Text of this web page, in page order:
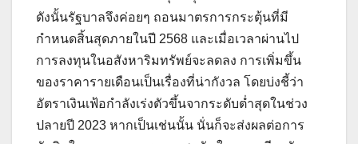
ดังนั้นรัฐบาลจึงค่อยๆ ถอนมาตรการกระตุ้นที่มี
กำหนดสิ้นสุดภายในปี 2568 และเมื่อเวลาผ่านไป
การลงทุนในอสังหาริมทรัพย์จะลดลง การเพิ่มขึ้น
ของราคารายเดือนเป็นเรื่องที่น่ากังวล โดยบ่งชี้ว่า
อัตราเงินเฟ้อกำลังเร่งตัวขึ้นจากระดับต่ำสุดในช่วง
ปลายปี 2023 หากเป็นเช่นนั้น นั่นก็จะส่งผลต่อการ